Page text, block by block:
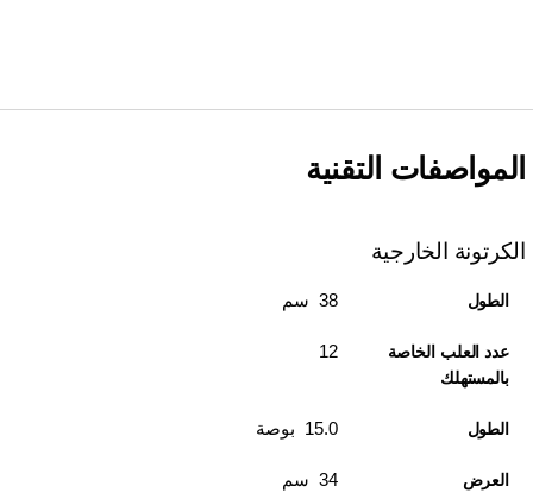
المواصفات التقنية
الكرتونة الخارجية
الطول 38 سم
عدد العلب الخاصة
بالمستهلك
12
الطول 15.0 بوصة
العرض 34 سم